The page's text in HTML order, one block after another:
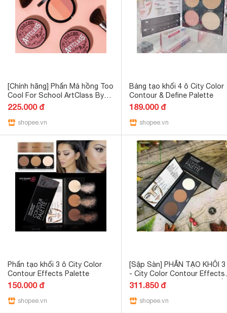
[Chính hãng] Phấn Má hồng Too
Cool For School ArtClass By
Rodin Blusher
225.000 đ
shopee.vn
Bảng tạo khối 4 ô City Color
Contour & Define Palette
189.000 đ
shopee.vn
Phấn tạo khối 3 ô City Color
Contour Effects Palette
150.000 đ
shopee.vn
[Sập Sàn] PHẤN TẠO KHỐI 3
- City Color Contour Effects
Palette cao cấp [ hàng chuẩn
311.850 đ
shopee.vn